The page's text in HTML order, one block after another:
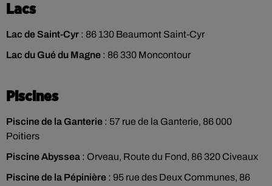
Lacs
Lac de Saint-Cyr : 86 130 Beaumont Saint-Cyr
Lac du Gué du Magne : 86 330 Moncontour
Piscines
Piscine de la Ganterie : 57 rue de la Ganterie, 86 000
Poitiers
Piscine Abyssea : Orveau, Route du Fond, 86 320 Civeaux
Piscine de la Pépinière : 95 rue des Deux Communes, 86